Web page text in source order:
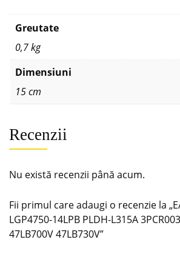
Greutate
0,7 kg
Dimensiuni
15 cm
Recenzii
Nu există recenzii până acum.
Fii primul care adaugi o recenzie la
LGP4750-14LPB PLDH-L315A
47LB700V 47LB730V”